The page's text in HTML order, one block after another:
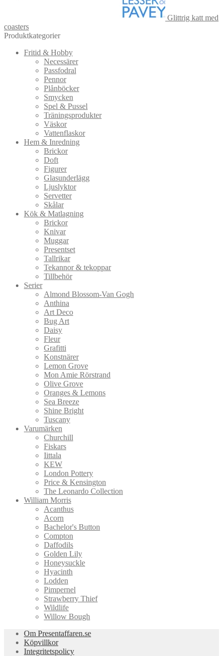
Glittrig katt med
coasters
Produktkategorier
Fritid & Hobby
Necessärer
Passfodral
Pennor
Plånböcker
Smycken
Spel & Pussel
Träningsprodukter
Väskor
Vattenflaskor
Hem & Inredning
Brickor
Doft
Figurer
Glasunderlägg
Ljuslyktor
Servetter
Skålar
Kök & Matlagning
Brickor
Knivar
Muggar
Presentset
Tallrikar
Tekannor & tekoppar
Tillbehör
Serier
Almond Blossom-Van Gogh
Anthina
Art Deco
Bug Art
Daisy
Fleur
Grafitti
Konstnärer
Lemon Grove
Mon Amie Rörstrand
Olive Grove
Oranges & Lemons
Sea Breeze
Shine Bright
Tuscany
Varumärken
Churchill
Fiskars
Iittala
KEW
London Pottery
Price & Kensington
The Leonardo Collection
William Morris
Acanthus
Acorn
Bachelor's Button
Compton
Daffodils
Golden Lily
Honeysuckle
Hyacinth
Lodden
Pimpernel
Strawberry Thief
Wildlife
Willow Bough
Om Presentaffaren.se
Köpvillkor
Integritetspolicy